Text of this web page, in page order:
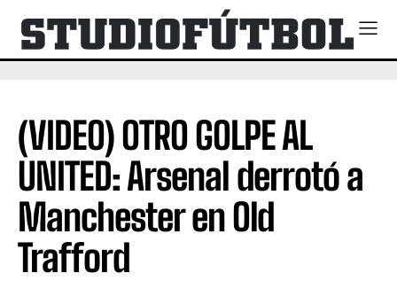
(VIDEO) OTRO GOLPE AL
UNITED: Arsenal derrotó a
Manchester en Old
Trafford